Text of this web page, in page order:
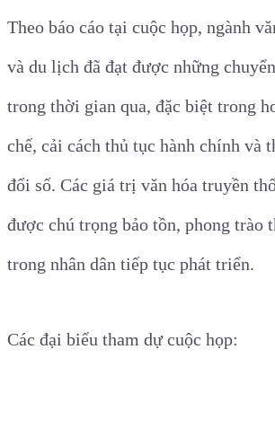
Theo báo cáo tại cuộc họp, ngành
và du lịch đã đạt được những
trong thời gian qua, đặc biệt trong
chế, cải cách thủ tục hành chính và
đổi số. Các giá trị văn hóa truyền
được chú trọng bảo tồn, phong trào
trong nhân dân tiếp tục phát triển.
Các đại biểu tham dự cuộc họp: